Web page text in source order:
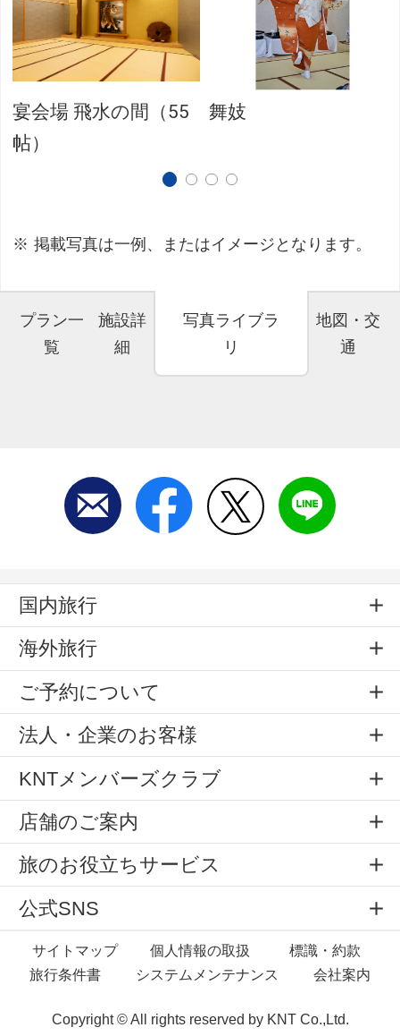
宴会場 飛水の間（55
帖）
舞妓
掲載写真は一例、またはイメージとなります。
プラン一
覧
施設詳
細
写真ライブラ
リ
地図・交
通
国内旅行
海外旅行
ご予約について
法人・企業のお客様
KNTメンバーズクラブ
店舗のご案内
旅のお役立ちサービス
公式SNS
サイトマップ 個人情報の取扱
標識・約款
旅行条件書
システムメンテナンス 会社案内
Copyright © All rights reserved by KNT Co.,Ltd.